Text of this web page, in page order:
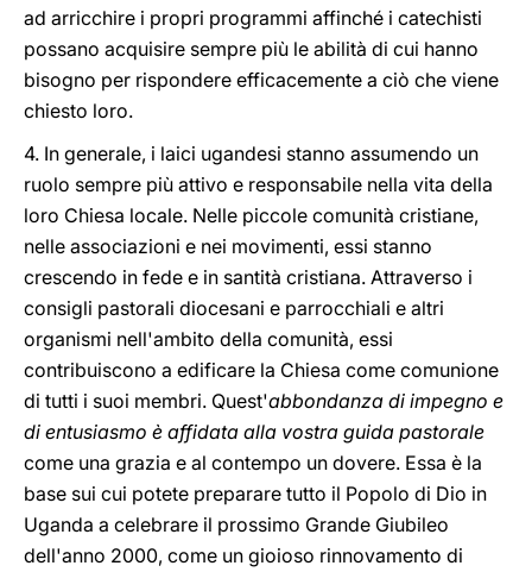
ad arricchire i propri programmi affinché i catechisti
possano acquisire sempre più le abilità di cui hanno
bisogno per rispondere efficacemente a ciò che viene
chiesto loro.
4. In generale, i laici ugandesi stanno assumendo un
ruolo sempre più attivo e responsabile nella vita della
loro Chiesa locale. Nelle piccole comunità cristiane,
nelle associazioni e nei movimenti, essi stanno
crescendo in fede e in santità cristiana. Attraverso i
consigli pastorali diocesani e parrocchiali e altri
organismi nell'ambito della comunità, essi
contribuiscono a edificare la Chiesa come comunione
di tutti i suoi membri. Quest'abbondanza di impegno e
di entusiasmo è affidata alla vostra guida pastorale
come una grazia e al contempo un dovere. Essa è la
base sui cui potete preparare tutto il Popolo di Dio in
Uganda a celebrare il prossimo Grande Giubileo
dell'anno 2000, come un gioioso rinnovamento di